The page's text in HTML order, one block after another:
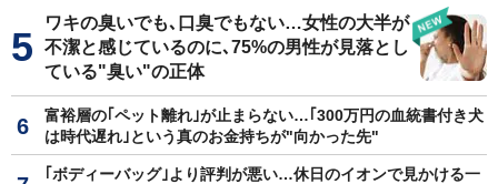
ワキの臭いでも､口臭でもない…女性の大半が
不潔と感じているのに､75%の男性が見落とし
ている"臭い"の正体
富裕層の｢ペット離れ｣が止まらない…｢300万円の血統書付き犬
は時代遅れ｣という真のお金持ちが"向かった先"
｢ボディーバッグ｣より評判が悪い…休日のイオンで見かける一